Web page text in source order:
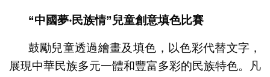
“中國夢‧民族情”兒童創意填色比賽
鼓勵兒童透過繪畫及填色，以色彩代替文字，
展現中華民族多元一體和豐富多彩的民族特色。凡